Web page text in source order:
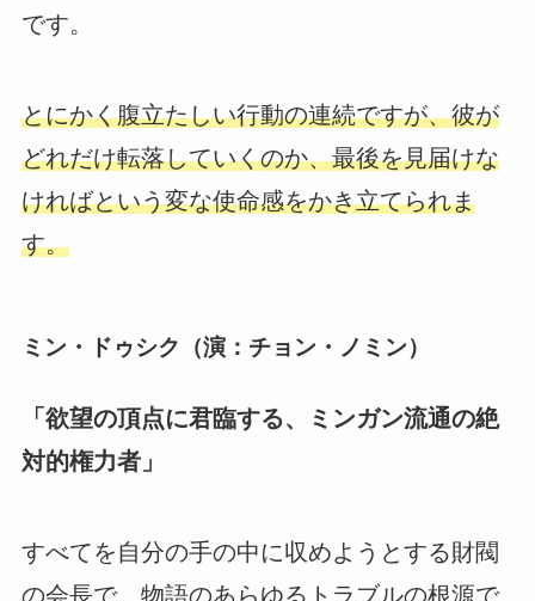
です。
とにかく腹立たしい行動の連続ですが、彼が
どれだけ転落していくのか、最後を見届けな
ければという変な使命感をかき立てられま
す。
ミン・ドゥシク（演：チョン・ノミン）
「欲望の頂点に君臨する、ミンガン流通の絶
対的権力者」
すべてを自分の手の中に収めようとする財閥
の会長で、物語のあらゆるトラブルの根源で